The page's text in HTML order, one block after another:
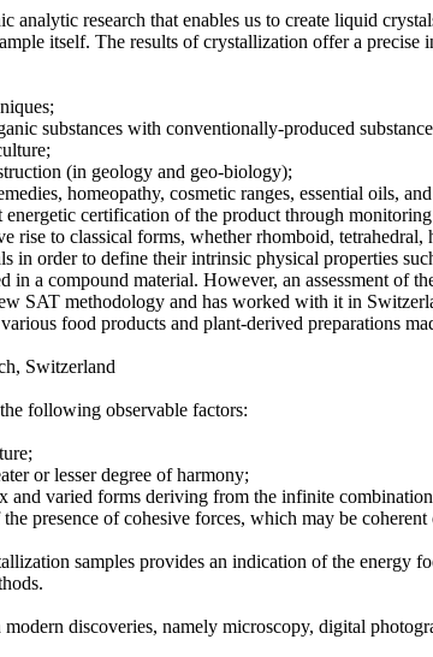
research that enables us to create liquid
itself. The results of crystallization offer a precise
substances with conventionally-produced
(in geology and geo-biology);
homeopathy, cosmetic ranges, essential oils,
certification of the product through
to classical forms, whether rhomboid, tetrahedral,
in order to define their intrinsic physical properties
a compound material. However, an assessment of
SAT methodology and has worked with it in
food products and plant-derived preparations
Switzerland
following observable factors:
or lesser degree of harmony;
and varied forms deriving from the infinite
presence of cohesive forces, which may be
samples provides an indication of the energy
discoveries, namely microscopy, digital